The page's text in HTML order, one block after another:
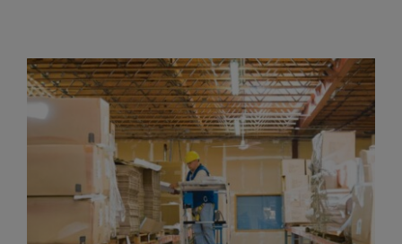
Materiallifte
Personenlifte
Elektro Scherenbühnen
Gelenkteleskopbühnen